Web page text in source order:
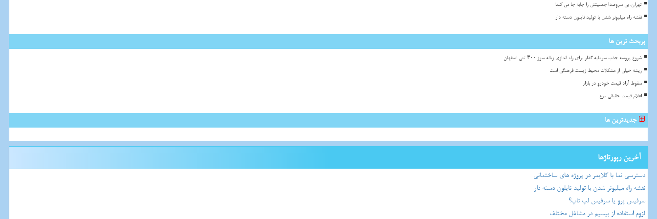
تهران، بی سروصدا جمعیتش را جابه جا می کند!
نقشه راه میلیونر شدن با تولید نایلون دسته دار
پربحث ترین ها
شروع پروسه جذب سرمایه گذار برای راه اندازی زباله سوز ۳۰۰ تنی اصفهان
ریشه خیلی از مشکلات محیط زیست فرهنگی است
سقوط آزاد قیمت خودرو در بازار
اعلام قیمت حقیقی مرغ
جدیدترین ها
آخرین رپورتاژها
دسترسی نما با کلایمر در پروژه های ساختمانی
نقشه راه میلیونر شدن با تولید نایلون دسته دار
سرفیس پرو یا سرفیس لپ تاپ؟
لزوم استفاده از بیسیم در مشاغل مختلف